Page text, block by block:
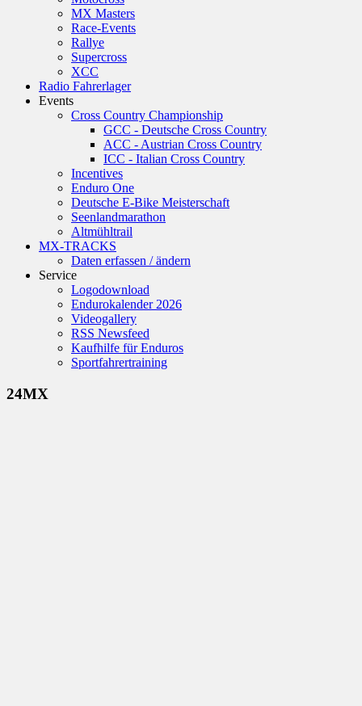
MX Masters
Race-Events
Rallye
Supercross
XCC
Radio Fahrerlager
Events
Cross Country Championship
GCC - Deutsche Cross Country
ACC - Austrian Cross Country
ICC - Italian Cross Country
Incentives
Enduro One
Deutsche E-Bike Meisterschaft
Seenlandmarathon
Altmühltrail
MX-TRACKS
Daten erfassen / ändern
Service
Logodownload
Endurokalender 2026
Videogallery
RSS Newsfeed
Kaufhilfe für Enduros
Sportfahrertraining
24MX